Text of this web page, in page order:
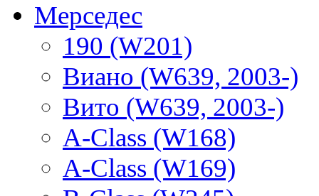
Мерседес
190 (W201)
Виано (W639, 2003-)
Вито (W639, 2003-)
A-Class (W168)
A-Class (W169)